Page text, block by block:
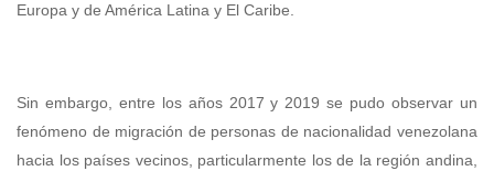
Europa y de América Latina y El Caribe.
Sin embargo, entre los años 2017 y 2019 se pudo observar un
fenómeno de migración de personas de nacionalidad venezolana
hacia los países vecinos, particularmente los de la región andina,